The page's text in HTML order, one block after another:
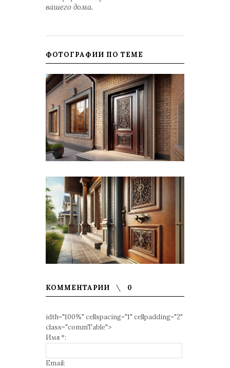
вашего дома.
ФОТОГРАФИИ ПО ТЕМЕ
КОММЕНТАРИИ 0
idth="100%" cellspacing="1" cellpadding="2"
class="commTable">
Имя *:
Email: